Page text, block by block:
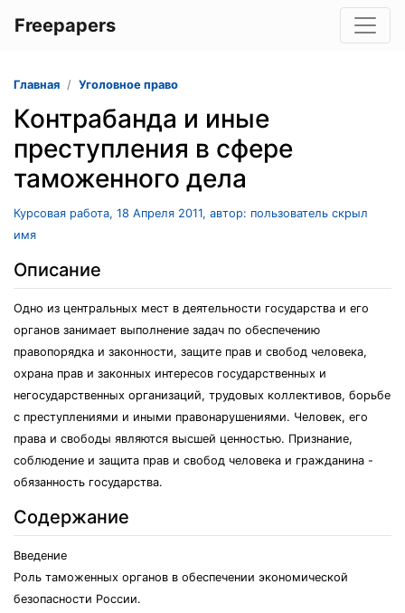
Freepapers
Главная Уголовное право
Контрабанда и иные
преступления в сфере
таможенного дела
Курсовая работа, 18 Апреля 2011, автор: пользователь скрыл
имя
Описание
Одно из центральных мест в деятельности государства и его
органов занимает выполнение задач по обеспечению
правопорядка и законности, защите прав и свобод человека,
охрана прав и законных интересов государственных и
негосударственных организаций, трудовых коллективов, борьбе
с преступлениями и иными правонарушениями. Человек, его
права и свободы являются высшей ценностью. Признание,
соблюдение и защита прав и свобод человека и гражданина -
обязанность государства.
Содержание
Введение
Роль таможенных органов в обеспечении экономической
безопасности России.